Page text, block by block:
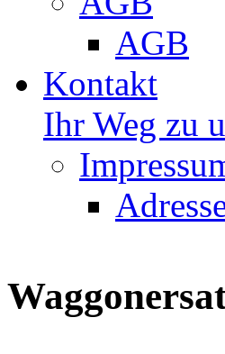
AGB
Kontakt
Ihr Weg zu